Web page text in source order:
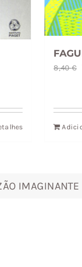
8,40€
IMAGINANTE